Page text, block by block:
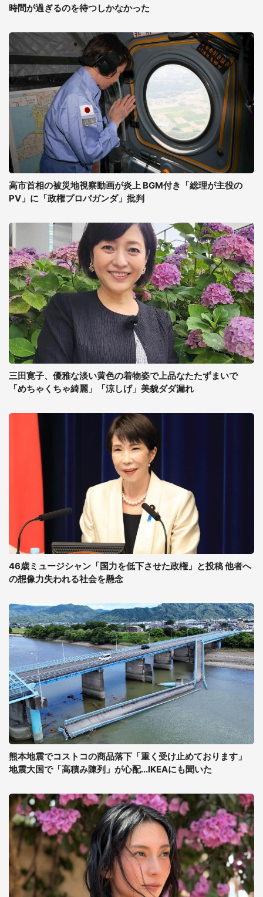
時間が過ぎるのを待つしかなかった
高市首相の被災地視察動画が炎上 BGM付き「総理が主役の
PV」に「政権プロパガンダ」批判
三田寛子、優雅な淡い黄色の着物姿で上品なたたずまいで
「めちゃくちゃ綺麗」「涼しげ」美貌ダダ漏れ
46歳ミュージシャン「国力を低下させた政権」と投稿 他者へ
の想像力失われる社会を懸念
熊本地震でコストコの商品落下「重く受け止めております」
地震大国で「高積み陳列」が心配...IKEAにも聞いた